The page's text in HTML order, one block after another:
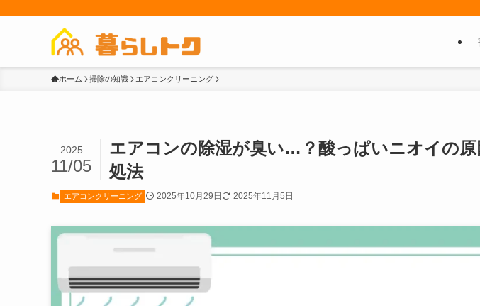
ホーム 掃除の知識 エアコンクリーニング
エアコンの除湿が臭い…？酸っぱいニオイの
処法
2025
11/05
エアコンクリーニング 2025年10月29日 2025年11月5日